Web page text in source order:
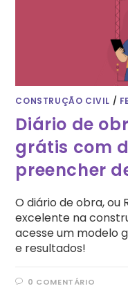
CONSTRUÇÃO CIVIL /
Diário de
grátis com
preencher
O diário de obra, ou
excelente na
acesse um modelo
e resultados!
0 COMENTÁRIO